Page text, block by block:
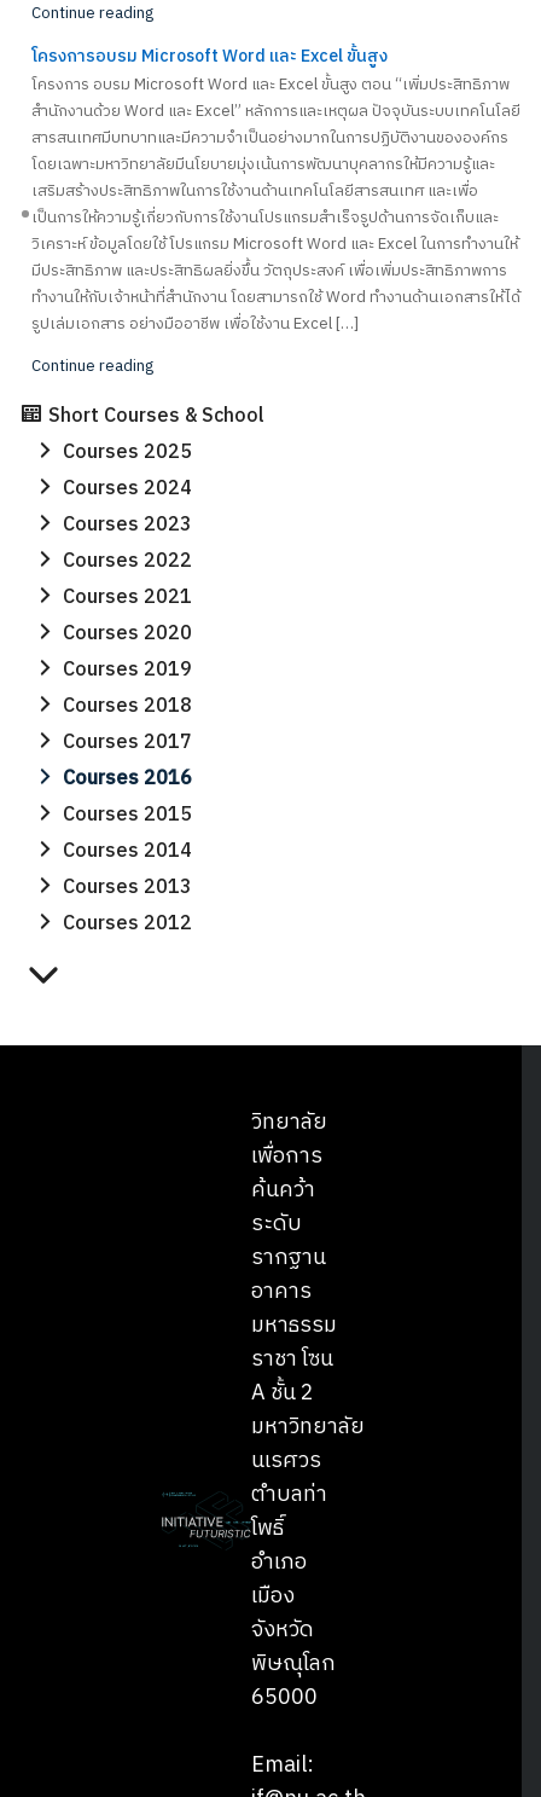
Search
for:
Search
Continue reading
โครงการอบรม Microsoft Word และ Excel ขั้นสูง
โครงการ อบรม Microsoft Word และ Excel ขั้นสูง ตอน “เพิ่มประสิทธิภาพ
สำนักงานด้วย Word และ Excel” หลักการและเหตุผล ปัจจุบันระบบเทคโนโลยี
สารสนเทศมีบทบาทและมีความจำเป็นอย่างมากในการปฏิบัติงานขององค์กร
โดยเฉพาะมหาวิทยาลัยมีนโยบายมุ่งเน้นการพัฒนาบุคลากรให้มีความรู้และ
เสริมสร้างประสิทธิภาพในการใช้งานด้านเทคโนโลยีสารสนเทศ และเพื่อ
เป็นการให้ความรู้เกี่ยวกับการใช้งานโปรแกรมสำเร็จรูปด้านการจัดเก็บและ
วิเคราะห์ ข้อมูลโดยใช้โปรแกรม Microsoft Word และ Excel ในการทำงานให้
มีประสิทธิภาพ และประสิทธิผลยิ่งขึ้น วัตถุประสงค์ เพื่อเพิ่มประสิทธิภาพการ
ทำงานให้กับเจ้าหน้าที่สำนักงาน โดยสามารถใช้ Word ทำงานด้านเอกสารให้ได้
รูปเล่มเอกสาร อย่างมืออาชีพ เพื่อใช้งาน Excel […]
Continue reading
Short Courses & School
Courses 2025
Courses 2024
Courses 2023
Courses 2022
Courses 2021
Courses 2020
Courses 2019
Courses 2018
Courses 2017
Courses 2016
Courses 2015
Courses 2014
Courses 2013
Courses 2012
วิทยาลัย
เพื่อการ
ค้นคว้า
ระดับ
รากฐาน
อาคาร
มหาธรรม
ราชา โซน
A ชั้น 2
มหาวิทยาลัย
นเรศวร
ตำบลท่า
โพธิ์
อำเภอ
เมือง
จังหวัด
พิษณุโลก
65000
Email: